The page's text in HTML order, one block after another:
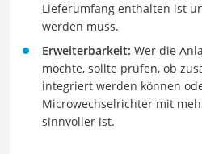
Lieferumfang enthalten ist
werden muss.
Erweiterbarkeit: Wer die
möchte, sollte prüfen, ob
integriert werden können
Microwechselrichter mit
sinnvoller ist.